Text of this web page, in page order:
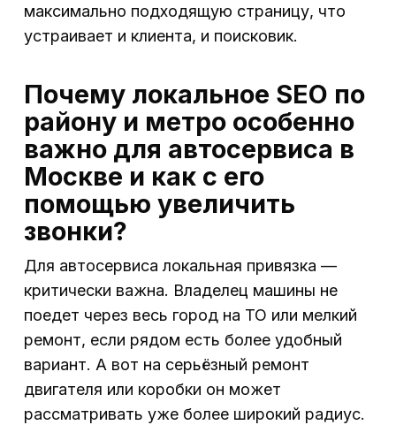
максимально подходящую страницу, что
устраивает и клиента, и поисковик.
Почему локальное SEO по
району и метро особенно
важно для автосервиса в
Москве и как с его
помощью увеличить
звонки?
Для автосервиса локальная привязка —
критически важна. Владелец машины не
поедет через весь город на ТО или мелкий
ремонт, если рядом есть более удобный
вариант. А вот на серьёзный ремонт
двигателя или коробки он может
рассматривать уже более широкий радиус.